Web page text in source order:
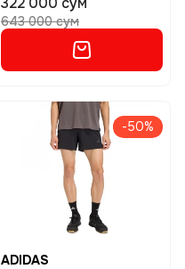
643 000 сум
-50%
ADIDAS